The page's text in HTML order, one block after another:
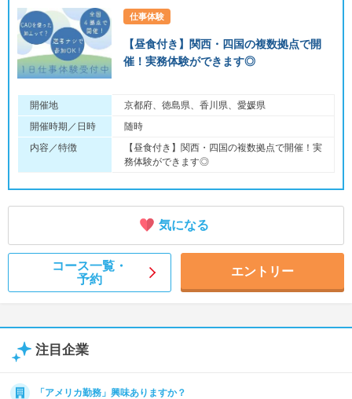
仕事体験
【昼食付き】関西・四国の複数拠点で開
催！実務体験ができます◎
開催地
京都府、徳島県、香川県、愛媛県
開催時期／日時
随時
内容／特徴
【昼食付き】関西・四国の複数拠点で開催！実
務体験ができます◎
気になる
コース一覧・
予約
エントリー
注目企業
「アメリカ勤務」興味ありますか？